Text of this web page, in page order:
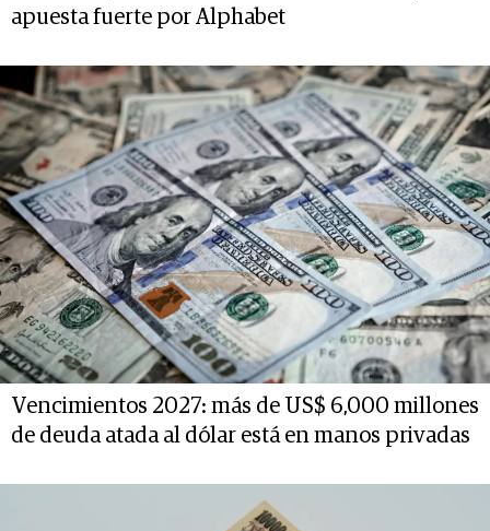
apuesta fuerte por Alphabet
Vencimientos 2027: más de US$ 6,000 millones
de deuda atada al dólar está en manos privadas